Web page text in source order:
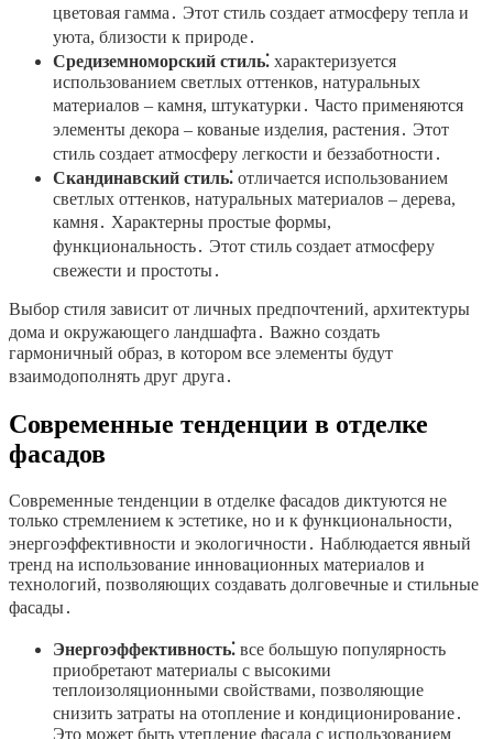
цветовая гамма․ Этот стиль создает атмосферу тепла и
уютa, близости к природе․
Средиземноморский стиль⁚ характеризуется
использованием светлых оттенков, натуральных
материалов – камня, штукатурки․ Часто применяются
элементы декора – кованые изделия, растения․ Этот
стиль создает атмосферу легкости и беззаботности․
Скандинавский стиль⁚ отличается использованием
светлых оттенков, натуральных материалов – дерева,
камня․ Характерны простые формы,
функциональность․ Этот стиль создает атмосферу
свежести и простоты․
Выбор стиля зависит от личных предпочтений, архитектуры
дома и окружающего ландшафта․ Важно создать
гармоничный образ, в котором все элементы будут
взаимодополнять друг друга․
Современные тенденции в отделке
фасадов
Современные тенденции в отделке фасадов диктуются не
только стремлением к эстетике, но и к функциональности,
энергоэффективности и экологичности․ Наблюдается явный
тренд на использование инновационных материалов и
технологий, позволяющих создавать долговечные и стильные
фасады․
Энергоэффективность⁚ все большую популярность
приобретают материалы с высокими
теплоизоляционными свойствами, позволяющие
снизить затраты на отопление и кондиционирование․
Это может быть утепление фасада с использованием